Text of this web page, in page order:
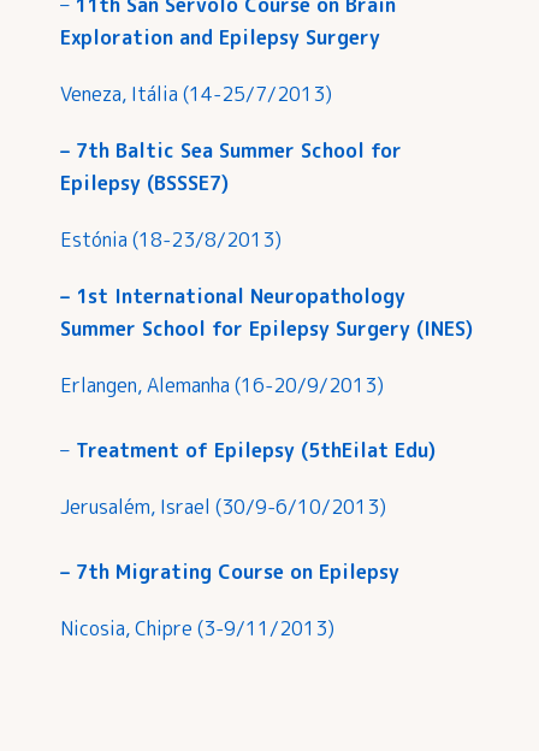
Exploration and Epilepsy Surgery
Veneza, Itália (14-25/7/2013)
– 7th Baltic Sea Summer School for
Epilepsy (BSSSE7)
Estónia (18-23/8/2013)
– 1st International Neuropathology
Summer School for Epilepsy Surgery (INES)
Erlangen, Alemanha (16-20/9/2013)
– Treatment of Epilepsy (5thEilat Edu)
Jerusalém, Israel (30/9-6/10/2013)
– 7th Migrating Course on Epilepsy
Nicosia, Chipre (3-9/11/2013)